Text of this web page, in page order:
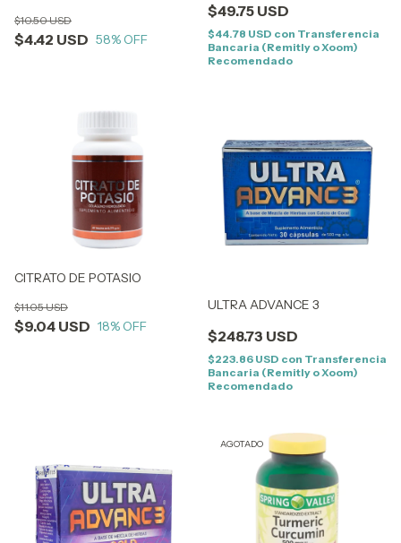
$4.42 USD
$10.50 USD
58% OFF
$49.75 USD
$44.78 USD con Transferencia
Bancaria (Remitly o Xoom)
Recomendado
CITRATO DE POTASIO
$9.04 USD
$11.05 USD
18% OFF
ULTRA ADVANCE 3
$248.73 USD
$223.86 USD con Transferencia
Bancaria (Remitly o Xoom)
Recomendado
AGOTADO